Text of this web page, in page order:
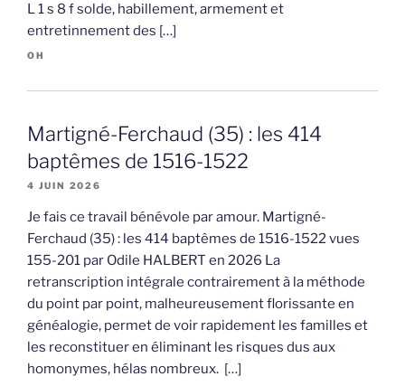
L 1 s 8 f solde, habillement, armement et
entretinnement des […]
OH
Martigné-Ferchaud (35) : les 414
baptêmes de 1516-1522
4 JUIN 2026
Je fais ce travail bénévole par amour. Martigné-
Ferchaud (35) : les 414 baptêmes de 1516-1522 vues
155-201 par Odile HALBERT en 2026 La
retranscription intégrale contrairement à la méthode
du point par point, malheureusement florissante en
généalogie, permet de voir rapidement les familles et
les reconstituer en éliminant les risques dus aux
homonymes, hélas nombreux. […]